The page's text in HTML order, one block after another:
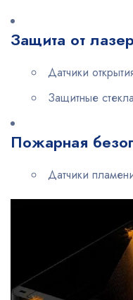
Защита от
Датчики
Защитные стекла
Пожарная
Датчики